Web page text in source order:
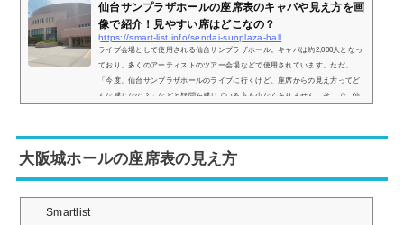
仙台サンプラザホールの座席表のキャパや見え方を画
像で紹介！見やすい席はどこなの？
https://smart-list.info/sendai-sunplaza-hall
ライブ会場として使用される仙台サンプラザホール。キャパは約2,000人となっ
ており、多くのアーティストのツアー会場などで使用されています。ただ、
「今度、仙台サンプラザホールのライブに行くけど、座席からの見え方ってど
んな感じなの？」などと疑問を感じている方も少なくありません。そこで、仙
ルの座席表やキャパは？仙台サンプラザホールの座席表の画像は以下の通りで
す。会場...
大阪城ホールの座席表の見え方
Smartlist